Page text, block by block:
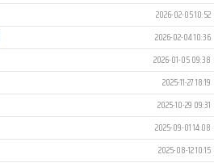
2026-02-05 10:52
2026-02-04 10:36
2026-01-05 09:38
2025-11-27 18:19
2025-10-29 09:31
2025-09-01 14:08
2025-08-12 10:15